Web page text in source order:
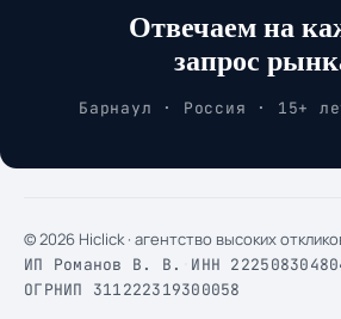
Отвечаем на
запрос
Барнаул · Россия · 15+
© 2026 Hiclick · агентство высоких
ИП Романов В. В. ИНН
ОГРНИП 311222319300058